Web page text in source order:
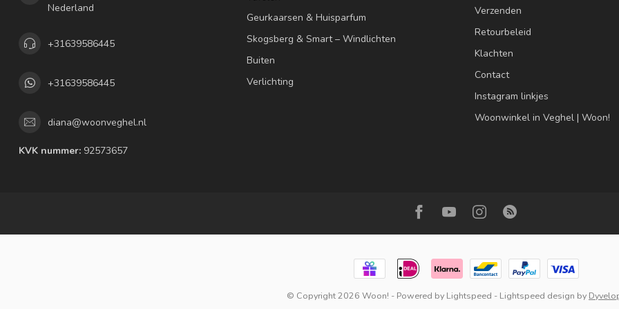
Nederland
+31639586445
+31639586445
diana@woonveghel.nl
KVK nummer: 92573657
Geurkaarsen & Huisparfum
Skogsberg & Smart – Windlichten
Buiten
Verlichting
Verzenden
Retourbeleid
Klachten
Contact
Instagram linkjes
Woonwinkel in Veghel | Woon!
© Copyright 2026 Woon! - Powered by Lightspeed - Lightspeed design by